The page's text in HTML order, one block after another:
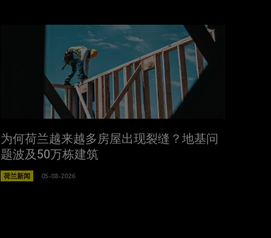
为何荷兰越来越多房屋出现裂缝？地基问
题波及50万栋建筑
荷兰新闻 05-08-2026